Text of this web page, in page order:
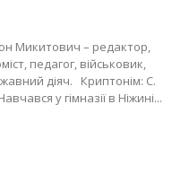
Микитович – редактор,
педагог, військовик,
діяч. Криптонім: С.
у гімназії в Ніжині...